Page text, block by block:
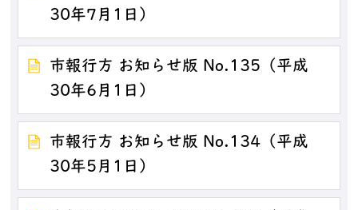
30年7月1日）
市報行方 お知らせ版 No.135（平成
30年6月1日）
市報行方 お知らせ版 No.134（平成
30年5月1日）